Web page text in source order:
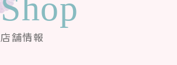
Shop
店舗情報